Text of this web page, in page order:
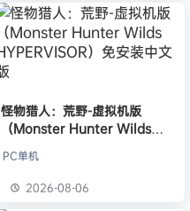
怪物猎人：荒野-虚拟机版
（Monster Hunter Wilds
PC单机
2026-08-06